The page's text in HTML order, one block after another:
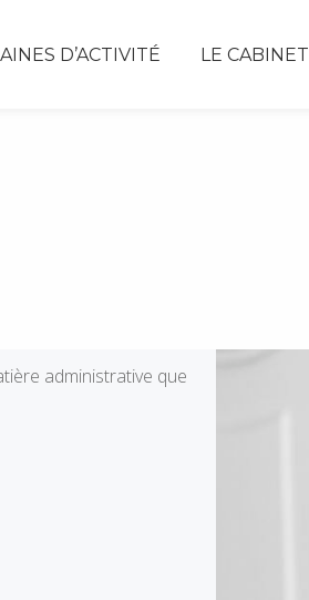
D’ACTIVITÉ LE CABINET
administrative que